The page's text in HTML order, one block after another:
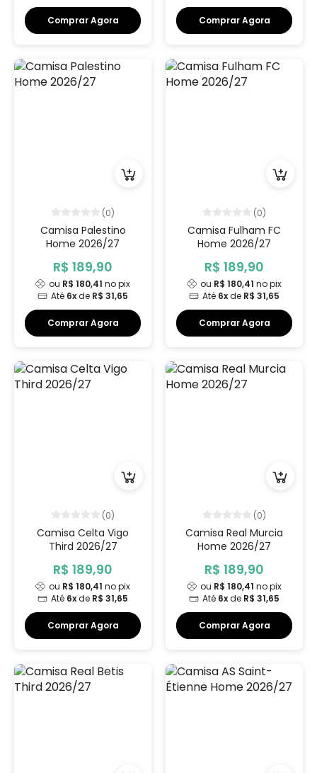
Comprar Agora Comprar Agora
(0)
Camisa Palestino
Home 2026/27
R$ 189,90
ou R$ 180,41 no pix
Até 6xde R$ 31,65
Comprar Agora
(0)
Camisa Fulham FC
Home 2026/27
R$ 189,90
ou R$ 180,41 no pix
Até 6xde R$ 31,65
Comprar Agora
(0)
Camisa Celta Vigo
Third 2026/27
R$ 189,90
ou R$ 180,41 no pix
Até 6xde R$ 31,65
Comprar Agora
(0)
Camisa Real Murcia
Home 2026/27
R$ 189,90
ou R$ 180,41 no pix
Até 6xde R$ 31,65
Comprar Agora